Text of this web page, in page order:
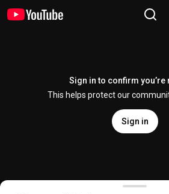
Sign in to confirm you’re
This helps protect our
Sign in